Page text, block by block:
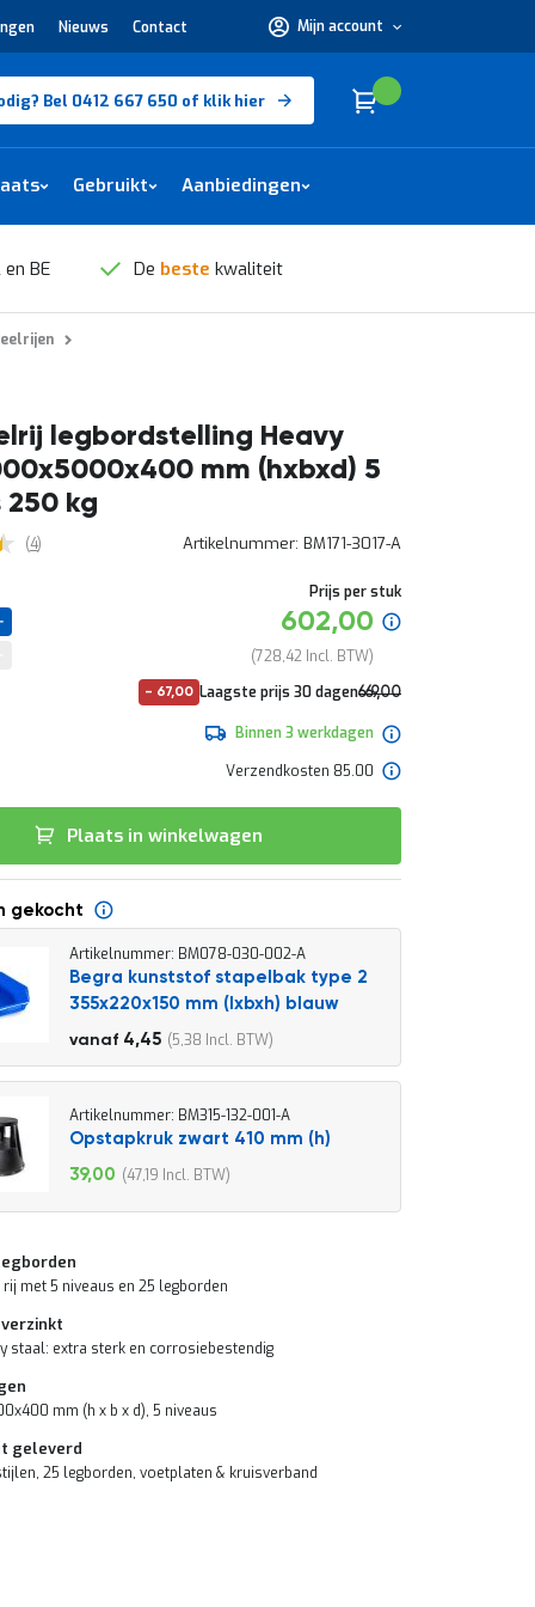
Nieuws Contact Mijn account
nodig?
Bel 0412 667 650 of klik hier Winkelwagen
Cart
Gebruikt Aanbiedingen
BE De beste kwaliteit
legbordstelling Heavy
mm (hxbxd) 5
250 kg
4.5
4beoordelingen Artikelnummer BM171-3017-A
Prijs per stuk
Speciale
prijs
602,00
728,42
- 67,00 Laagste prijs 30 dagen
Normale
669,00
Binnen 3 werkdagen
Verzendkosten 85.00
Plaats in winkelwagen
gekocht
Artikelnummer: BM078-030-002-A
Begra kunststof stapelbak type 2
355x220x150 mm (lxbxh) blauw
vanaf 4,45 5,38
4,95
5,99
Artikelnummer: BM315-132-001-A
Opstapkruk zwart 410 mm (h)
Speciale
39,00 47,19
met 5 niveaus en 25 legborden
staal: extra sterk en corrosiebestendig
mm (h x b x d), 5 niveaus
geleverd
25 legborden, voetplaten & kruisverband